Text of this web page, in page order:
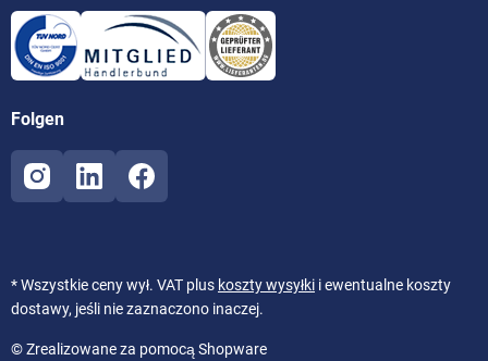
Folgen
* Wszystkie ceny wył. VAT plus koszty wysyłki i ewentualne koszty
dostawy, jeśli nie zaznaczono inaczej.
© Zrealizowane za pomocą Shopware